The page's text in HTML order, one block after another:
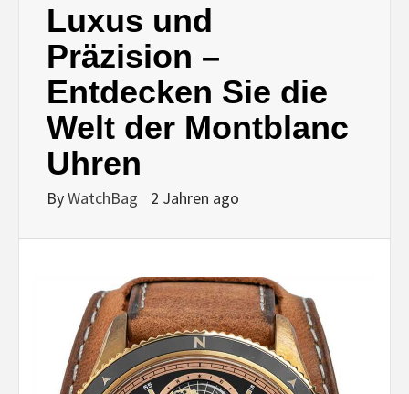
Luxus und
Präzision –
Entdecken Sie die
Welt der Montblanc
Uhren
ByWatchBag 2 Jahren ago